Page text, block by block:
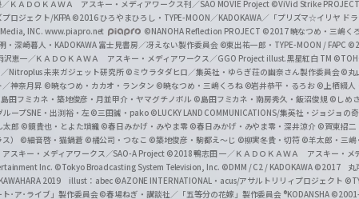
ＫＡＤＯＫＡＷＡ アスキー・メディアワークス刊／SAO MOVIE Project ©ViVid Strike
ロジェクト/KFPA ©2016 ひろやまひろし・TYPE-MOON／KADOKAWA／「プリズマ☆イリヤ ド
INC. www.piapro.net
©NANOHA Reflection PROJECT ©2017 暁なつめ・三嶋く
・深崎暮人・KADOKAWA 富士見書房／冴えない製作委員会 ©東出祐一郎・TYPE-MOON / FAPC
恵一／ＫＡＤＯＫＡＷＡ アスキー・メディアワークス／GGO Project illust.黒星紅白 TM
Nitroplus 未来ガジェット研究所 ©ミウラタダヒロ／集英社・ゆらぎ荘の幽奈さん製作委員会©丸
神奈月昇 ©暁なつめ・カカオ・ランタン ©暁なつめ・三嶋くろね ©岩井恭平・るろお ©上栖綴人
田フミカネ・築地俊彦・月並甲介・ヤマグチノボル ©島田フミカネ・南房秀久・飯沼俊規 ©しめ
ープSNE・出渕裕・左 ©三田誠・pako ©LUCKY LAND COMMUNICATIONS/集英社・ジョジョの
太郎 ©鏡貴也・とよた瑣織 ©春日みかげ・みやま零 ©春日みかげ・みやま零・深井涼介 ©賀東招二
） ©細音啓・猫鍋蒼 ©橘公司・つなこ ©築地俊彦・駒都え～じ ©柳実冬貴・切符 ©羊太郎・三嶋
スキー・メディアワークス／SAO-A Project ©2018 鴨志田 一／ＫＡＤＯＫＡＷＡ アスキー・メ
Inc. ©Tokyo Broadcasting System Television, Inc. ©DMM / C2 / KADOKAWA ©2017 丸
2019 illust：abec ©AZONE INTERNATIONAL・acus/アサルトリリィプロジェクト
･ア･ライブ」製作委員会©春場ねぎ・講談社／「五等分の花嫁」製作委員会 ®KODANSHA